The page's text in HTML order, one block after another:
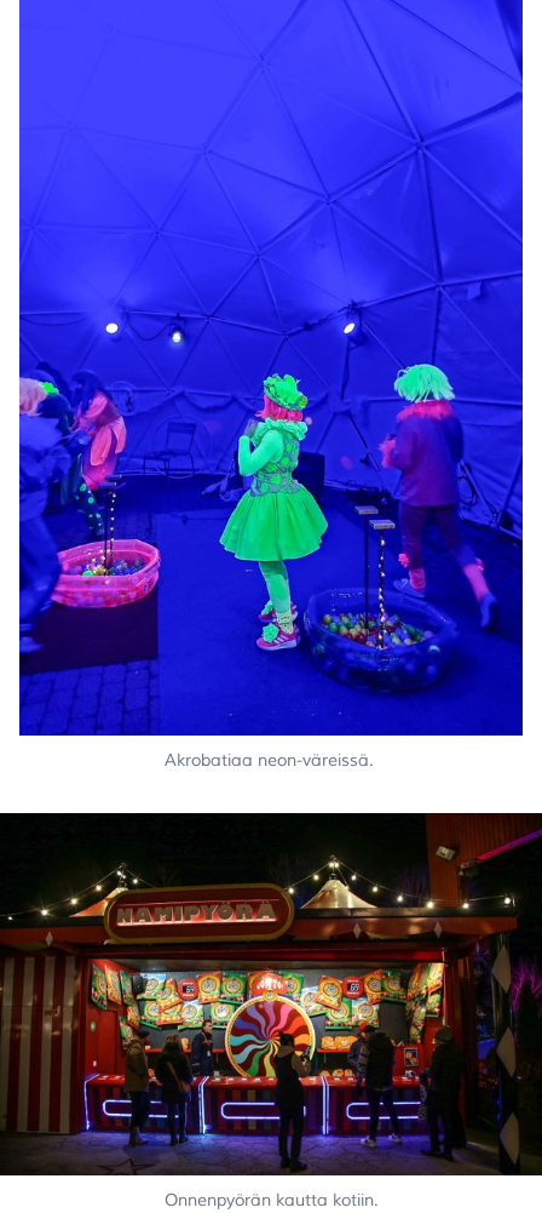
Akrobatiaa neon-väreissä.
Onnenpyörän kautta kotiin.